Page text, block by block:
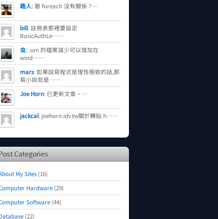
路人: 跟 foreach 沒有關係 ?…
bill:註冊表那裡要設定
BasicAuthLe……
虫: .svn 的檔案減少可以增加在
wind……
mars:如果說寫程式是理性極致的話,那
寫小說就是……
Joe Horn: 已更新文章。…
jackcal: joehorn.idv.tw關於轉貼 h……
Categories
My Sites (16)
Hardware (29)
Software (44)
(22)